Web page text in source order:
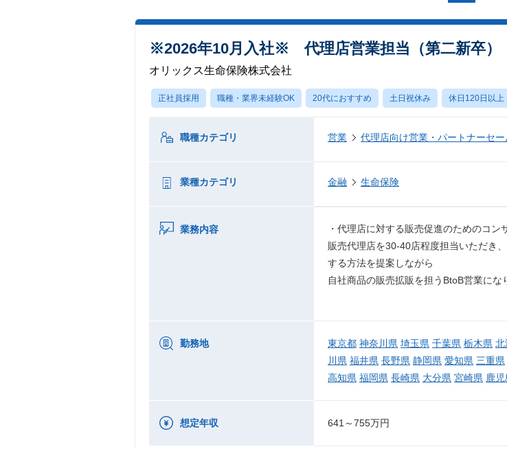
※2026年10月入社※ 代理店営業担当（第二新卒）
オリックス生命保険株式会社
正社員採用 職種・業界未経験OK 20代におすすめ 土日祝休み 休日120日以上
職種カテゴリ 営業 代理店向け営業・パートナーセー
業種カテゴリ 金融 生命保険
業務内容
・代理店に対する販売促進のためのコン
販売代理店を30-40店程度担当いただき
する方法を提案しながら
自社商品の販売拡販を担うBtoB営業にな
勤務地 東京都 神奈川県 埼玉県 千葉県 栃木県 北
川県 福井県 長野県 静岡県 愛知県 三重県
高知県 福岡県 長崎県 大分県 宮崎県 鹿
想定年収 641～755万円